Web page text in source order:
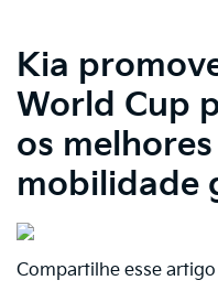
Kia
World Cup
os
mobilidade
Compartilhe esse